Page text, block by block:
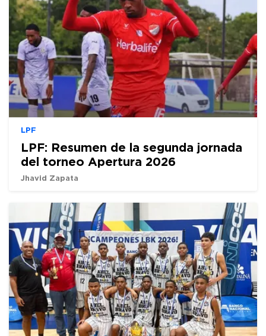
LPF
LPF: Resumen de la segunda jornada
del torneo Apertura 2026
Jhavid Zapata